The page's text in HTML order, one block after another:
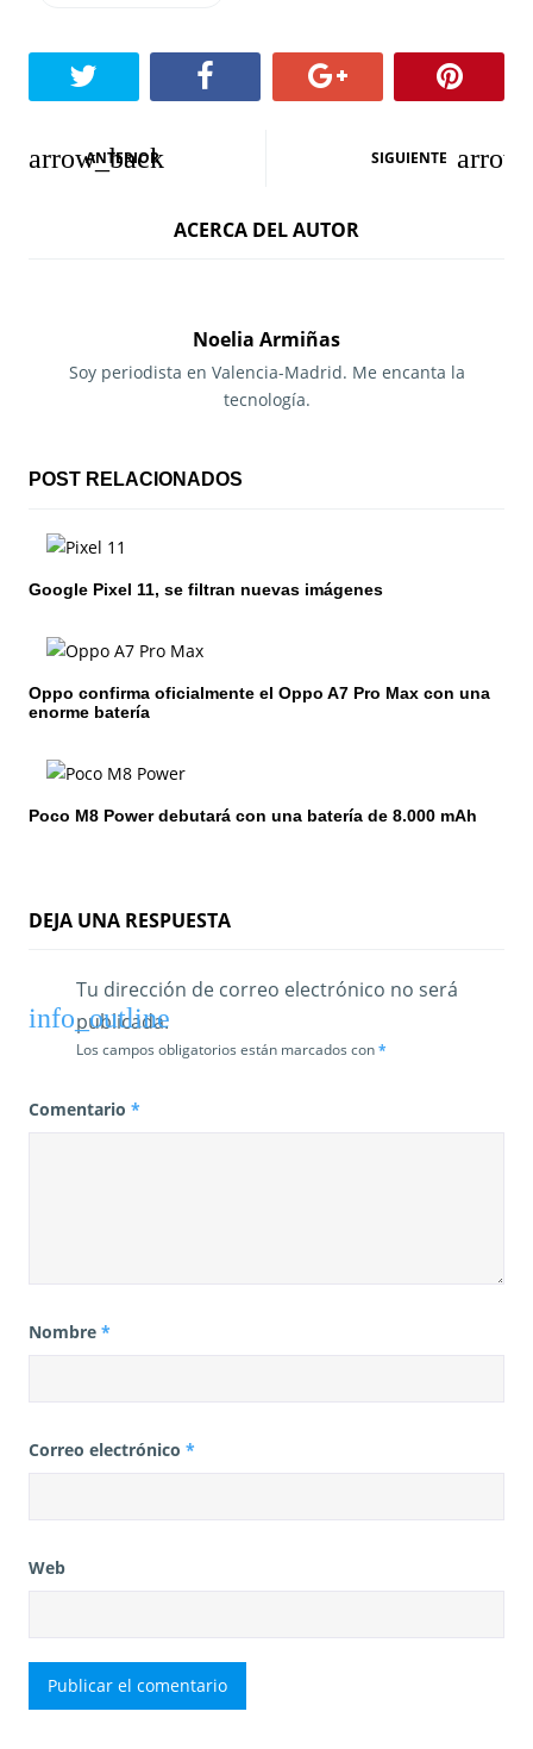
N
i
n
d
e
e
r
d
s
ANTERIOR SIGUIENTE
ACERCA DEL AUTOR
Noelia Armiñas
Soy periodista en Valencia-Madrid. Me encanta la
tecnología.
POST RELACIONADOS
Google Pixel 11, se filtran nuevas imágenes
Oppo confirma oficialmente el Oppo A7 Pro Max con una
enorme batería
Poco M8 Power debutará con una batería de 8.000 mAh
DEJA UNA RESPUESTA
Tu dirección de correo electrónico no será
publicada.
Los campos obligatorios están marcados con*
Comentario *
Nombre *
Correo electrónico *
Web